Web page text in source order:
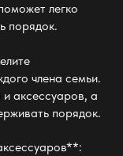
легко
порядок.
члена семьи.
аксессуаров, а
порядок.